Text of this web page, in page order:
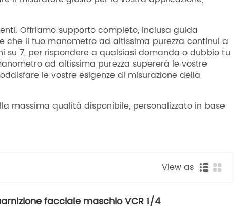
Offriamo supporto completo, inclusa guida
che il tuo manometro ad altissima purezza continui a
su 7, per rispondere a qualsiasi domanda o dubbio tu
ad altissima purezza supererà le vostre
le vostre esigenze di misurazione della
massima qualità disponibile, personalizzato in base
View as
facciale maschio VCR 1/4